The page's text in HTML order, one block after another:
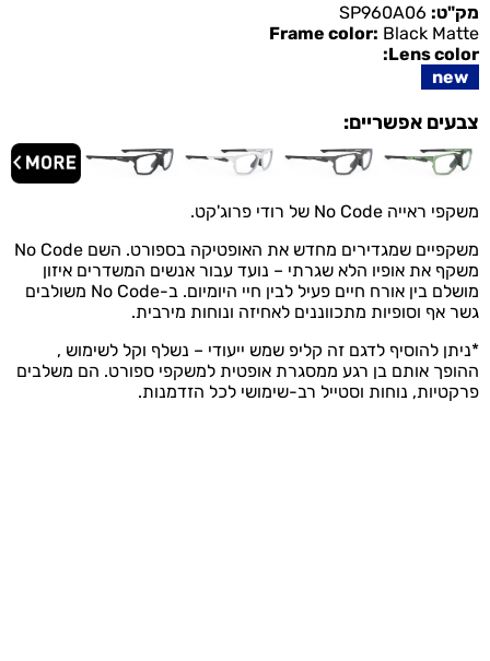
מק"ט:
Frame color: Black Matte
Lens color:
new
צבעים אפשריים:
משקפי ראייה No Code של רודי פרוג'קט.
משקפיים שמגדירים מחדש את האופטיקה בספורט.
השם No Code
משקף את אופיו הלא שגרתי – נועד עבור אנשים המשדרים איזון
מושלם בין אורח חיים פעיל לבין חיי היומיום. ב-No Code משולבים
גשר אף וסופיות מתכווננים לאחיזה ונוחות מירבית.
*ניתן להוסיף לדגם זה קליפ שמש ייעודי – נשלף וקל לשימוש ,
ההופך אותם בן רגע ממסגרת אופטית למשקפי ספורט. הם משלבים
פרקטיות, נוחות וסטייל רב-שימושי לכל הזדמנות.